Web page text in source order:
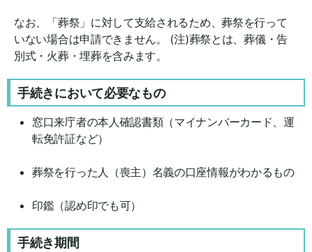
なお、「葬祭」に対して支給されるため、葬祭を行って
いない場合は申請できません。 (注)葬祭とは、葬儀・告
別式・火葬・埋葬を含みます。
手続きにおいて必要なもの
窓口来庁者の本人確認書類（マイナンバーカード、運
転免許証など）
葬祭を行った人（喪主）名義の口座情報がわかるもの
印鑑（認め印でも可）
手続き期間